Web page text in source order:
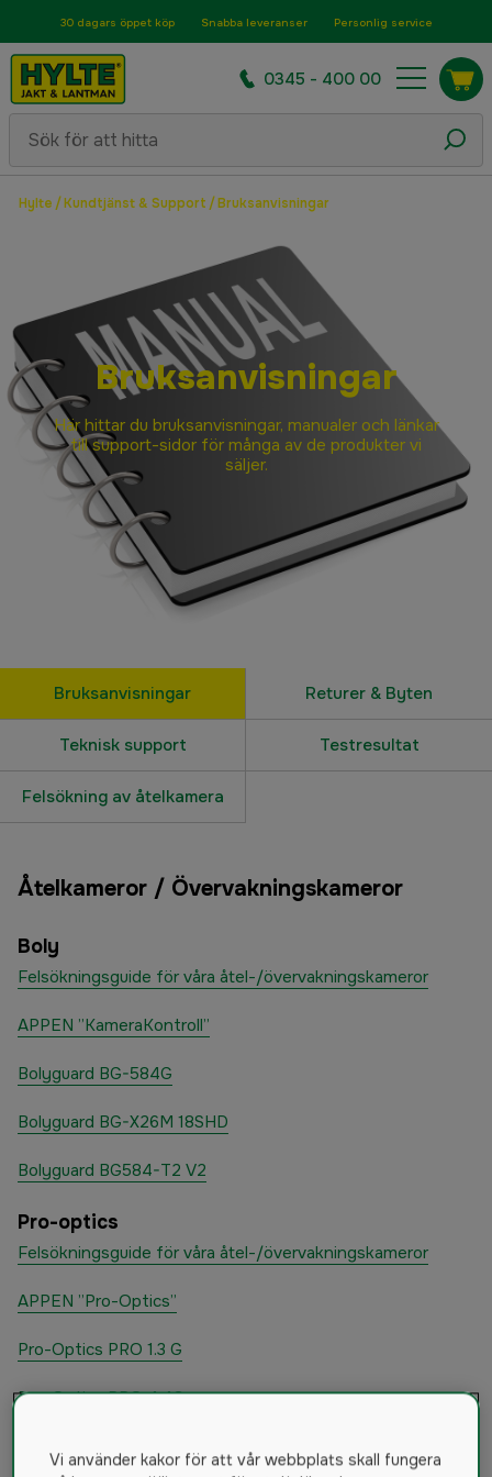
30 dagars öppet köp Snabba leveranser Personlig service
0345 - 400 00
Hylte /Kundtjänst & Support /Bruksanvisningar
Bruksanvisningar
Här hittar du bruksanvisningar, manualer och länkar
till support-sidor för många av de produkter vi
säljer.
Åtelkameror / Övervakningskameror
Boly
Felsökningsguide för våra åtel-/övervakningskameror
APPEN ”KameraKontroll”
Bolyguard BG-584G
Bolyguard BG-X26M 18SHD
Bolyguard BG584-T2 V2
Pro-optics
Felsökningsguide för våra åtel-/övervakningskameror
APPEN ”Pro-Optics”
Pro-Optics PRO 1.3 G
Pro-Optics PRO 4.4G
Scoutguard
Bruksanvisningar Returer & Byten
Teknisk support Testresultat
Felsökning av åtelkamera
Vi använder kakor för att vår webbplats skall fungera